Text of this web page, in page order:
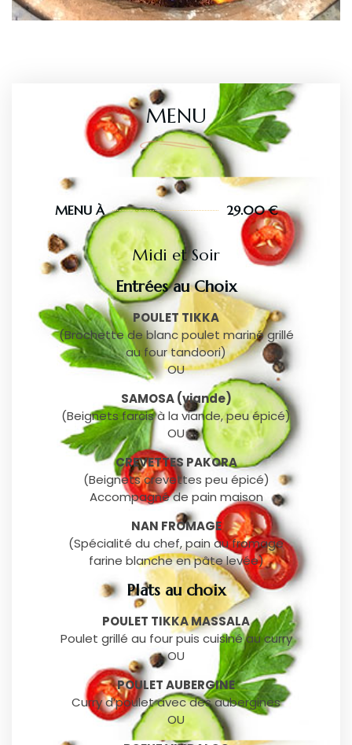
MENU
MENU À 29.00 €
Midi et Soir
Entrées au Choix
POULET TIKKA
(Brochette de blanc poulet mariné grillé
au four tandoori)
OU
SAMOSA (viande)
(Beignets farcis à la viande, peu épicé)
OU
CREVETTES PAKORA
(Beignets crevettes peu épicé)
Accompagné de pain maison
NAN FROMAGE
(Spécialité du chef, pain au fromage
farine blanche en pâte levée)
Plats au choix
POULET TIKKA MASSALA
Poulet grillé au four puis cuisiné au curry
OU
POULET AUBERGINE
Curry d’poulet avec des aubergines
OU